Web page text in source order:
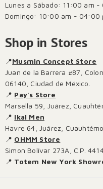
Lunes a Sábado: 11:00 am
Domingo: 10:00 am - 04:00
Shop in Stores
📍Musmin Concept Store
Juan de la Barrera #87,
06140, Ciudad de México.
📍 Pay's Store
Marsella 59, Juárez,
📍 Ikal Men
Havre 64, Juárez,
📍 OHMM Store
Simon Bolívar 273A, C.P.
📍 Totem New York